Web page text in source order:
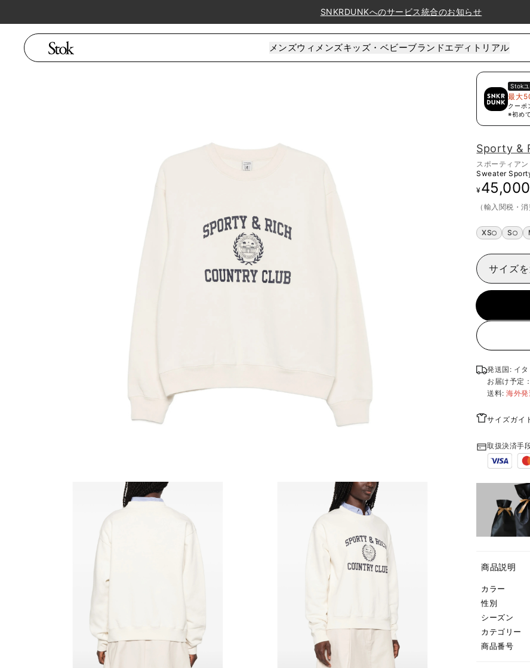
SNKRDUNKへのサービス統合のお知らせ
メンズウィメンズキッズ・ベビーブランドエディトリアル
Stok
最大
クーポ
※初め
Sporty &
スポーティア
Sweater
¥45,000
（輸入関税・
XS S
サイズ
発送国: イタ
お届け予定
送料:海外
サイズガイ
取扱決済手
商品説明
カラー
性別
シーズン
カテゴリー
商品番号